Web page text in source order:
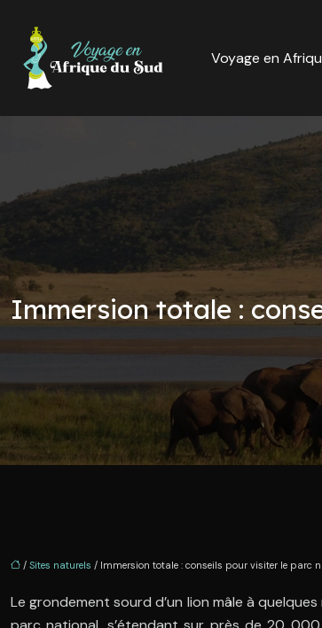
Voyage en
Immersion totale :
/ Sites naturels / Immersion totale : conseils pour visiter le parc
Le grondement sourd d’un lion mâle à